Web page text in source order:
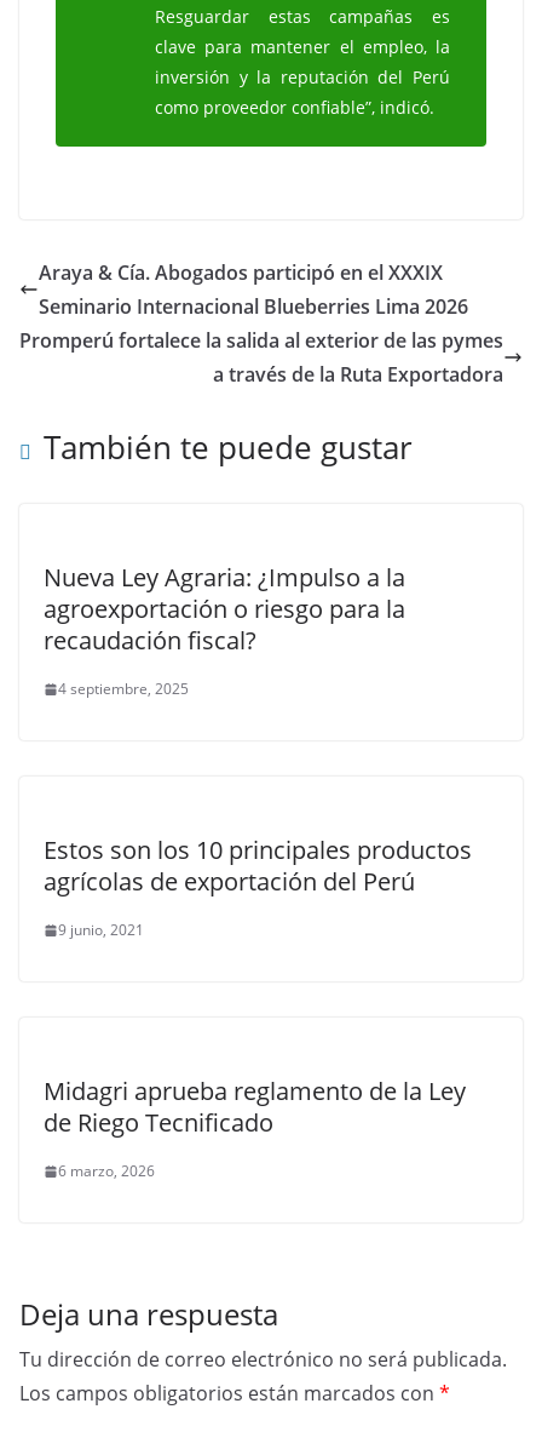
Resguardar estas campañas es
clave para mantener el empleo, la
inversión y la reputación del Perú
como proveedor confiable”, indicó.
Araya & Cía. Abogados participó en el XXXIX
Seminario Internacional Blueberries Lima 2026
Promperú fortalece la salida al exterior de las pymes
a través de la Ruta Exportadora
También te puede gustar
Nueva Ley Agraria: ¿Impulso a la
agroexportación o riesgo para la
recaudación fiscal?
4 septiembre, 2025
Estos son los 10 principales productos
agrícolas de exportación del Perú
9 junio, 2021
Midagri aprueba reglamento de la Ley
de Riego Tecnificado
6 marzo, 2026
Deja una respuesta
Tu dirección de correo electrónico no será publicada.
Los campos obligatorios están marcados con *